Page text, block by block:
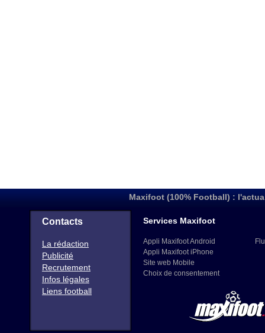
Maxifoot (100% Football) :
Contacts
La rédaction
Publicité
Recrutement
Infos légales
Liens football
Services Maxifoot
Appli Maxifoot Android
Appli Maxifoot iPhone
Site web Mobile
Choix de consentement